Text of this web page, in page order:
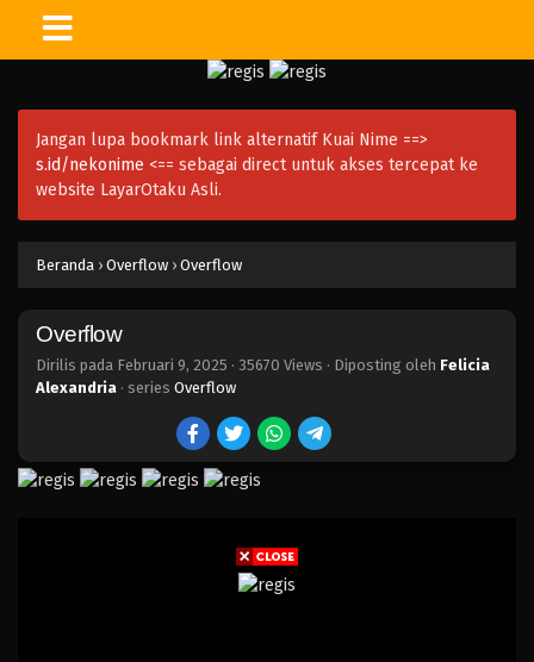
Jangan lupa bookmark link alternatif Kuai Nime ==>
s.id/nekonime <== sebagai direct untuk akses tercepat ke
website LayarOtaku Asli.
Beranda › Overflow › Overflow
Overflow
Dirilis pada Februari 9, 2025 · 35670 Views · Diposting oleh Felicia
Alexandria · series Overflow